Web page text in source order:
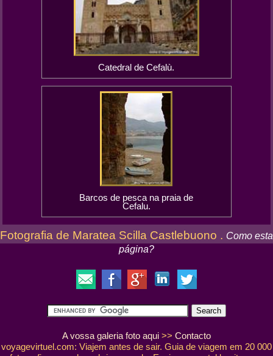
Catedral de Cefalù.
Barcos de pesca na praia de
Cefalu.
Fotografia de Maratea Scilla Castlebuono . Como esta
página?
A vossa galeria foto aqui >> Contacto
voyagevirtuel.com: Viajem antes de sair. Guia de viagem em 20 000